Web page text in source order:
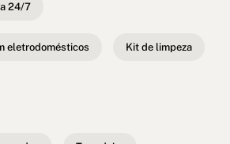
24/7
eletrodomésticos Kit de limpeza